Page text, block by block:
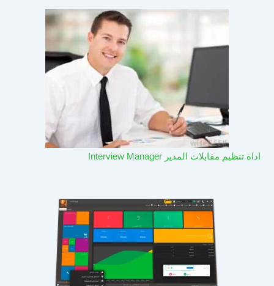
اداة تنظيم مقابلات المدير Interview Manager